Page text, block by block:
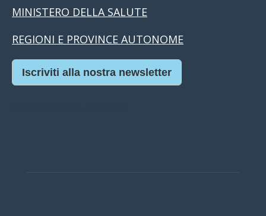
MINISTERO DELLA SALUTE
REGIONI E PROVINCE AUTONOME
Iscriviti alla nostra newsletter